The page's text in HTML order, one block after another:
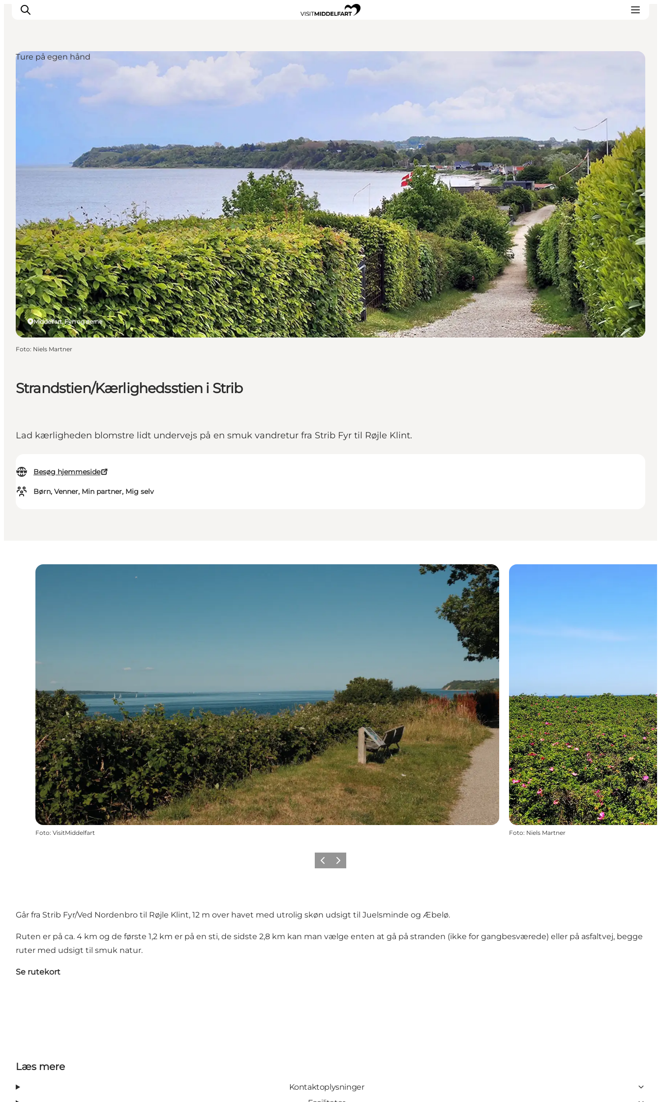
Oplevelser
Mad og drikke
Møde og Konference
Strandstien/Kærlighedsstien i Strib
Lad kærligheden blomstre lidt undervejs på en smuk vandretur fra Strib Fyr til Røjle Klint.
Besøg hjemmeside
Børn, Venner, Min partner, Mig selv
Middelfart, Fyn og øerne
Ture på egen hånd
Foto: Niels Martner
Foto: VisitMiddelfart Foto: Niels Martner
ForrigeNæste
Går fra Strib Fyr/Ved Nordenbro til Røjle Klint, 12 m over havet med utrolig skøn udsigt til Juelsminde og Æbelø.
Ruten er på ca. 4 km og de første 1,2 km er på en sti, de sidste 2,8 km kan man vælge enten at gå på stranden (ikke for gangbesværede) eller på asfaltvej, begge
ruter med udsigt til smuk natur.
Se rutekort
Læs mere
Kontaktoplysninger